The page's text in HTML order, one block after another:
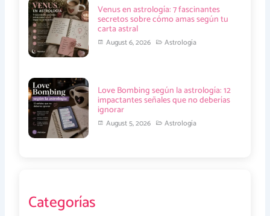
Venus en astrología: 7 fascinantes
secretos sobre cómo amas según tu
carta astral
August 6, 2026 Astrología
Love Bombing según la astrología: 12
impactantes señales que no deberías
ignorar
August 5, 2026 Astrología
Categorías